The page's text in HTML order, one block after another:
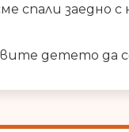
спали заедно с
детето да